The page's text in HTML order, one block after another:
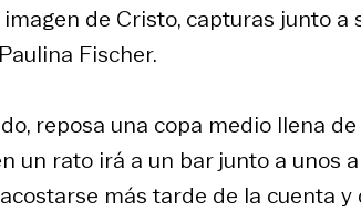
de Cristo, capturas junto a
Fischer.
reposa una copa medio llena
un rato irá a un bar junto a unos
más tarde de la cuenta y